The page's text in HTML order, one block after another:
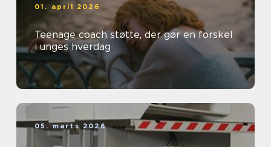
01. april 2026
Teenage coach støtte, der gør en forskel
i unges hverdag
05. marts 2026